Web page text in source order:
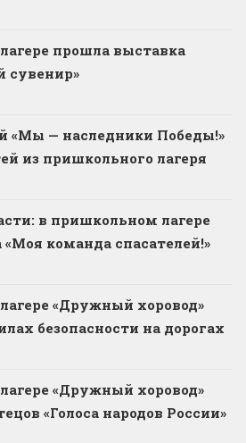
прошла выставка
сувенир»
«Мы — наследники Победы!»
из пришкольного лагеря
в пришкольном лагере
команда спасателей!»
«Дружный хоровод»
безопасности на дорогах
«Дружный хоровод»
«Голоса народов России»